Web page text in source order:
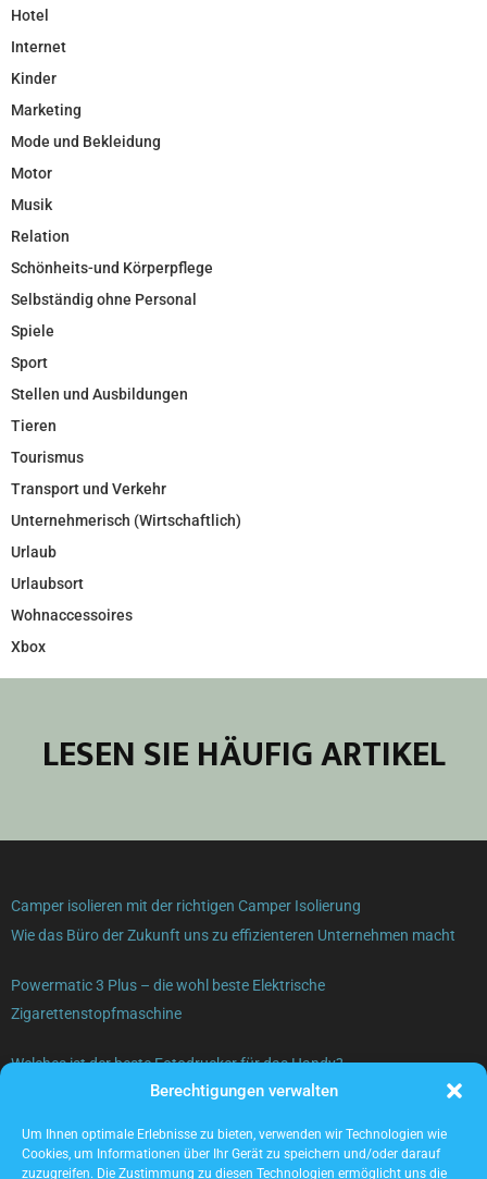
Berechtigungen verwalten
Um Ihnen optimale Erlebnisse zu bieten, verwenden wir Technologien wie
Cookies, um Informationen über Ihr Gerät zu speichern und/oder darauf
zuzugreifen. Die Zustimmung zu diesen Technologien ermöglicht uns die
Hotel
Internet
Kinder
Marketing
Mode und Bekleidung
Motor
Musik
Relation
Schönheits-und Körperpflege
Selbständig ohne Personal
Spiele
Sport
Stellen und Ausbildungen
Tieren
Tourismus
Transport und Verkehr
Unternehmerisch (Wirtschaftlich)
Urlaub
Urlaubsort
Wohnaccessoires
Xbox
LESEN SIE HÄUFIG ARTIKEL
Camper isolieren mit der richtigen Camper Isolierung
Wie das Büro der Zukunft uns zu effizienteren Unternehmen macht
Powermatic 3 Plus – die wohl beste Elektrische
Zigarettenstopfmaschine
Welches ist der beste Fotodrucker für das Handy?